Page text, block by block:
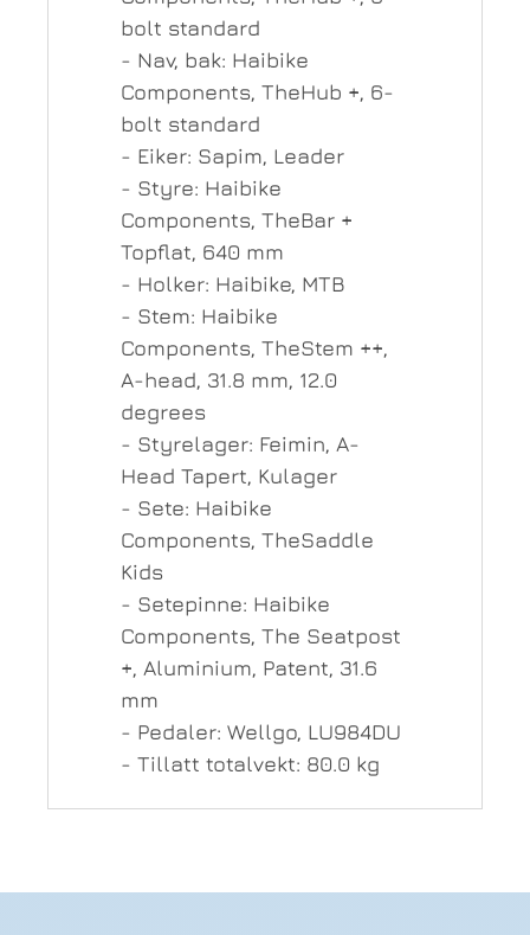
bolt standard
- Nav, bak: Haibike
Components, TheHub +, 6-
bolt standard
- Eiker: Sapim, Leader
- Styre: Haibike
Components, TheBar +
Topflat, 640 mm
- Holker: Haibike, MTB
- Stem: Haibike
Components, TheStem ++,
A-head, 31.8 mm, 12.0
degrees
- Styrelager: Feimin, A-
Head Tapert, Kulager
- Sete: Haibike
Components, TheSaddle
Kids
- Setepinne: Haibike
Components, The Seatpost
+, Aluminium, Patent, 31.6
mm
- Pedaler: Wellgo, LU984DU
- Tillatt totalvekt: 80.0 kg